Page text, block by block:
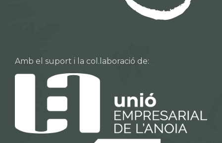
Amb el suport i la col.laboració de: